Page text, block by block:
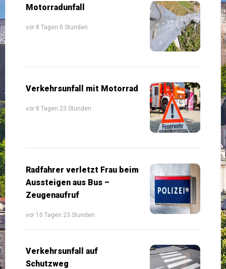
Motorradunfall
vor 8 Tagen 0 Stunden
Verkehrsunfall mit Motorrad
vor 8 Tagen 23 Stunden
Radfahrer verletzt Frau beim
Aussteigen aus Bus –
Zeugenaufruf
vor 10 Tagen 23 Stunden
Verkehrsunfall auf
Schutzweg